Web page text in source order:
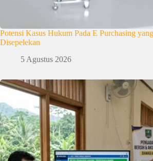
Potensi Kasus Hukum Pada E Purchasing
Disepelekan
5 Agustus 2026